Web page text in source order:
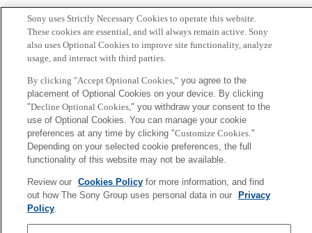
[6] Ohta, K., Suzuki, G., Miyazawa, K., Funabashi, M.
“Open systems navigation based on system-level
difference analysis – Case studies with urban
2022, 100401, ISSN 2665-9174,
HTTPS://DOI.ORG/10.1016/J.MEASEN.2022.100401
Copyright ©1994–2026 Sony Computer Science Laboratories, Inc.,
Tokyo, Japan
Sony uses Strictly Necessary Cookies to operate this website.
These cookies are essential, and will always remain active. Sony
also uses Optional Cookies to improve site functionality, analyze
usage, and interact with third parties.
By clicking "Accept Optional Cookies,"you agree to the
placement of Optional Cookies on your device. By clicking
"Decline Optional Cookies," you withdraw your consent to the
use of Optional Cookies. You can manage your cookie
preferences at any time by clicking "Customize Cookies."
Depending on your selected cookie preferences, the full
functionality of this website may not be available.
Review our Cookies Policyfor more information, and find
out how The Sony Group uses personal data in our
Privacy
Policy.